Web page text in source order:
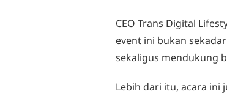
CEO Trans Digital
event ini bukan
sekaligus mendukung
Lebih dari itu, acara ini